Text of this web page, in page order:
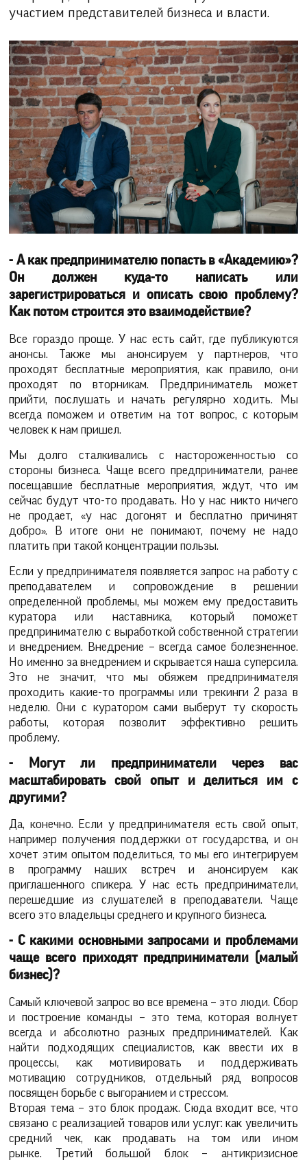
участием представителей бизнеса и власти.
- А как предпринимателю попасть в «Академию»?
Он должен куда-то написать или
зарегистрироваться и описать свою проблему?
Как потом строится это взаимодействие?
Все гораздо проще. У нас есть сайт, где публикуются
анонсы. Также мы анонсируем у партнеров, что
проходят бесплатные мероприятия, как правило, они
проходят по вторникам. Предприниматель может
прийти, послушать и начать регулярно ходить. Мы
всегда поможем и ответим на тот вопрос, с которым
человек к нам пришел.
Мы долго сталкивались с настороженностью со
стороны бизнеса. Чаще всего предприниматели, ранее
посещавшие бесплатные мероприятия, ждут, что им
сейчас будут что-то продавать. Но у нас никто ничего
не продает, «у нас догонят и бесплатно причинят
добро». В итоге они не понимают, почему не надо
платить при такой концентрации пользы.
Если у предпринимателя появляется запрос на работу с
преподавателем и сопровождение в решении
определенной проблемы, мы можем ему предоставить
куратора или наставника, который поможет
предпринимателю с выработкой собственной стратегии
и внедрением. Внедрение – всегда самое болезненное.
Но именно за внедрением и скрывается наша суперсила.
Это не значит, что мы обяжем предпринимателя
проходить какие-то программы или трекинги 2 раза в
неделю. Они с куратором сами выберут ту скорость
работы, которая позволит эффективно решить
проблему.
- Могут ли предприниматели через вас
масштабировать свой опыт и делиться им с
другими?
Да, конечно. Если у предпринимателя есть свой опыт,
например получения поддержки от государства, и он
хочет этим опытом поделиться, то мы его интегрируем
в программу наших встреч и анонсируем как
приглашенного спикера. У нас есть предприниматели,
перешедшие из слушателей в преподаватели. Чаще
всего это владельцы среднего и крупного бизнеса.
- С какими основными запросами и проблемами
чаще всего приходят предприниматели (малый
бизнес)?
Самый ключевой запрос во все времена – это люди. Сбор
и построение команды – это тема, которая волнует
всегда и абсолютно разных предпринимателей. Как
найти подходящих специалистов, как ввести их в
процессы, как мотивировать и поддерживать
мотивацию сотрудников, отдельный ряд вопросов
посвящен борьбе с выгоранием и стрессом.
Вторая тема – это блок продаж. Сюда входит все, что
связано с реализацией товаров или услуг: как увеличить
средний чек, как продавать на том или ином
рынке. Третий большой блок – антикризисное